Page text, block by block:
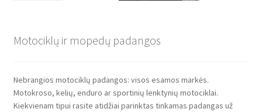
Motociklų ir mopedų padangos
Nebrangios motociklų padangos: visos esamos markės.
Motokroso, kelių, enduro ar sportinių lenktynių motociklai.
Kiekvienam tipui rasite atidžiai parinktas tinkamas padangas už